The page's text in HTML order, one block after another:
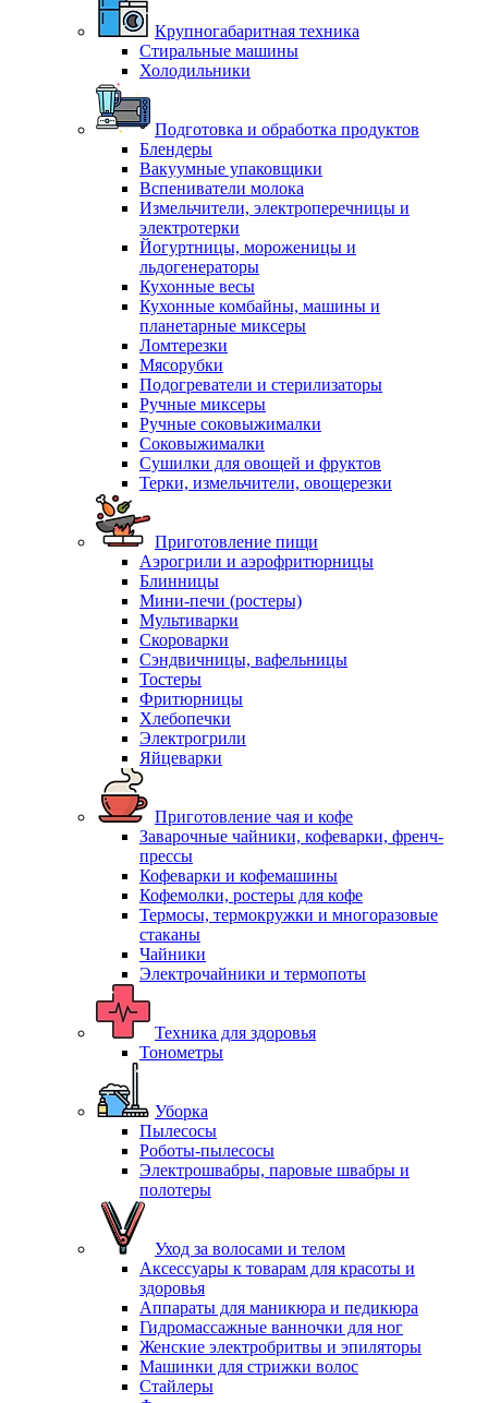
Крупногабаритная техника
Стиральные машины
Холодильники
Подготовка и обработка продуктов
Блендеры
Вакуумные упаковщики
Вспениватели молока
Измельчители, электроперечницы и
электротерки
Йогуртницы, мороженицы и
льдогенераторы
Кухонные весы
Кухонные комбайны, машины и
планетарные миксеры
Ломтерезки
Мясорубки
Подогреватели и стерилизаторы
Ручные миксеры
Ручные соковыжималки
Соковыжималки
Сушилки для овощей и фруктов
Терки, измельчители, овощерезки
Приготовление пищи
Аэрогрили и аэрофритюрницы
Блинницы
Мини-печи (ростеры)
Мультиварки
Скороварки
Сэндвичницы, вафельницы
Тостеры
Фритюрницы
Хлебопечки
Электрогрили
Яйцеварки
Приготовление чая и кофе
Заварочные чайники, кофеварки, френч-
прессы
Кофеварки и кофемашины
Кофемолки, ростеры для кофе
Термосы, термокружки и многоразовые
стаканы
Чайники
Электрочайники и термопоты
Техника для здоровья
Тонометры
Уборка
Пылесосы
Роботы-пылесосы
Электрошвабры, паровые швабры и
полотеры
Уход за волосами и телом
Аксессуары к товарам для красоты и
здоровья
Аппараты для маникюра и педикюра
Гидромассажные ванночки для ног
Женские электробритвы и эпиляторы
Машинки для стрижки волос
Стайлеры